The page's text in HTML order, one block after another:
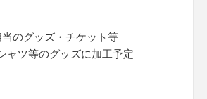
のグッズ・チケット等
ャツ等のグッズに加工予定